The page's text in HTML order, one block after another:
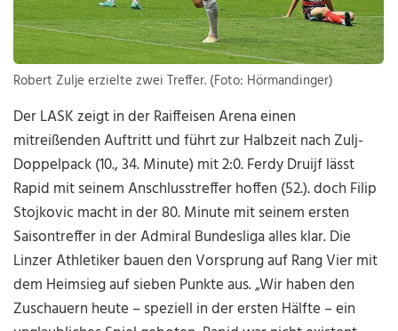
Robert Zulje erzielte zwei Treffer. (Foto: Hörmandinger)
Der LASK zeigt in der Raiffeisen Arena einen
mitreißenden Auftritt und führt zur Halbzeit nach Zulj-
Doppelpack (10., 34. Minute) mit 2:0. Ferdy Druijf lässt
Rapid mit seinem Anschlusstreffer hoffen (52.). doch Filip
Stojkovic macht in der 80. Minute mit seinem ersten
Saisontreffer in der Admiral Bundesliga alles klar. Die
Linzer Athletiker bauen den Vorsprung auf Rang Vier mit
dem Heimsieg auf sieben Punkte aus. „Wir haben den
Zuschauern heute – speziell in der ersten Hälfte – ein